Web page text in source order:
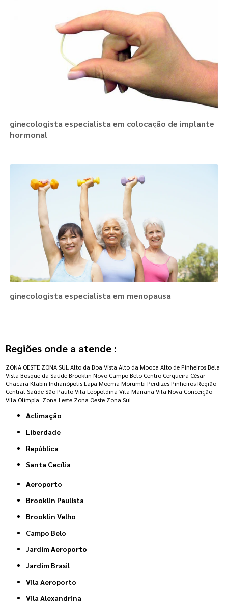
ginecologista especialista em colocação de implante
hormonal
ginecologista especialista em menopausa
Regiões onde a atende :
ZONA OESTE ZONA SUL Alto da Boa Vista Alto da Mooca Alto de Pinheiros Bela
Vista Bosque da Saúde Brooklin Novo Campo Belo Centro Cerqueira César
Chacara Klabin Indianópolis Lapa Moema Morumbi Perdizes Pinheiros Região
Central Saúde São Paulo Vila Leopoldina Vila Mariana Vila Nova Conceição
Vila Olímpia Zona Leste Zona Oeste Zona Sul
Aclimação
Liberdade
República
Santa Cecília
Aeroporto
Brooklin Paulista
Brooklin Velho
Campo Belo
Jardim Aeroporto
Jardim Brasil
Vila Aeroporto
Vila Alexandrina